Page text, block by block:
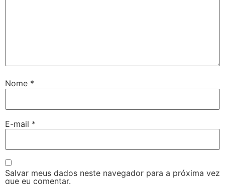
Nome *
E-mail *
Salvar meus dados neste navegador para a próxima vez
que eu comentar.